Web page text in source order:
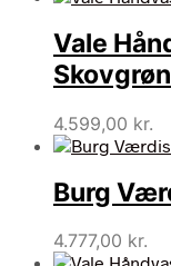
Vale
Skovgrøn
4.599,00 kr.
Burg
4.777,00 kr.